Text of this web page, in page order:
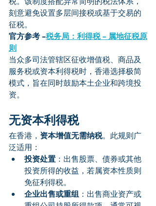
刻意避免设置多层间接税或基于交易的
征税。
官方参考 –税务局：利得税 – 属地征税原
则
当众多司法管辖区征收增值税、商品及
服务税或资本利得税时，香港选择极简
模式，旨在同时鼓励本土企业和跨境投
资。
无资本利得税
在香港， 资本增值无需纳税。此规则广
泛适用：
投资处置 ：出售股票、债券或其他
投资所得的收益，若属资本性质则
免征利得税。
企业出售或重组 ：出售商业资产或